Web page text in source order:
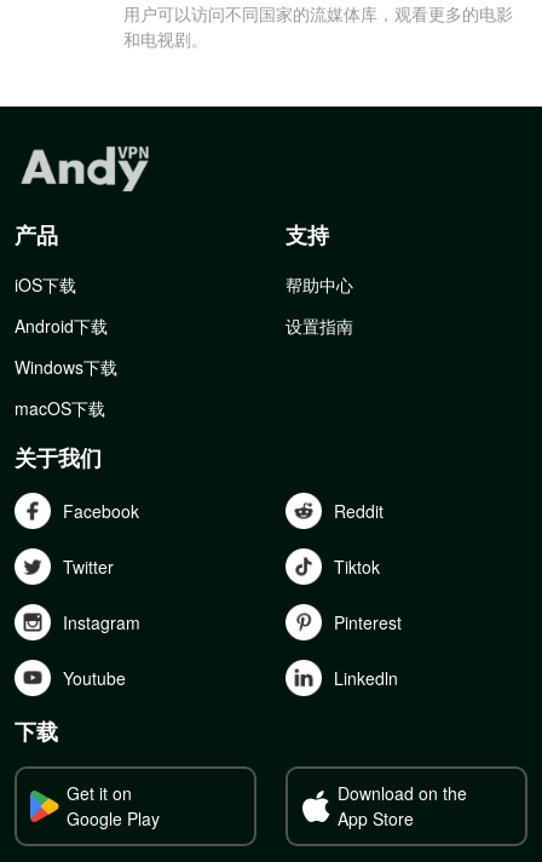
用户可以访问不同国家的流媒体库，观看更多的电影
和电视剧。
产品
iOS下载
Android下载
Windows下载
macOS下载
支持
帮助中心
设置指南
关于我们
Facebook Reddit
Twitter Tiktok
Instagram Pinterest
Youtube Linkedln
下载
Get it on
Google Play
Download on the
App Store